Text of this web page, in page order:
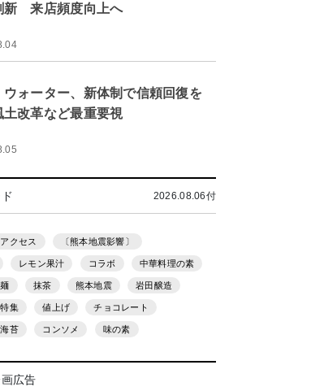
新 来店頻度向上へ
ウォーター、新体制で信頼回復を
土改革など最重要視
2026.08.06付
クセス 〔熊本地震影響〕
レモン果汁 コラボ 中華料理の素
麺 抹茶 熊本地震 岩田醸造
集 値上げ チョコレート
海苔 コンソメ 味の素
広告